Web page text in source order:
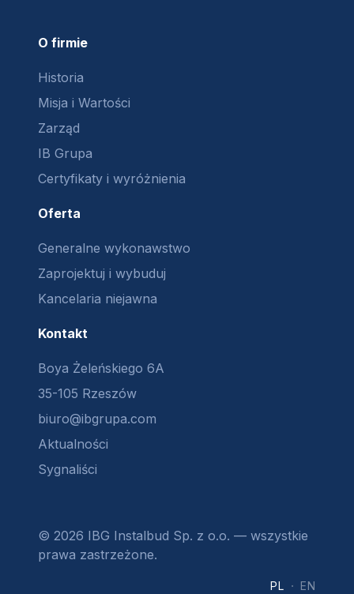
O firmie
Historia
Misja i Wartości
Zarząd
IB Grupa
Certyfikaty i wyróżnienia
Oferta
Generalne wykonawstwo
Zaprojektuj i wybuduj
Kancelaria niejawna
Kontakt
Boya Żeleńskiego 6A
35-105 Rzeszów
biuro@ibgrupa.com
Aktualności
Sygnaliści
© 2026 IBG Instalbud Sp. z o.o. — wszystkie
prawa zastrzeżone.